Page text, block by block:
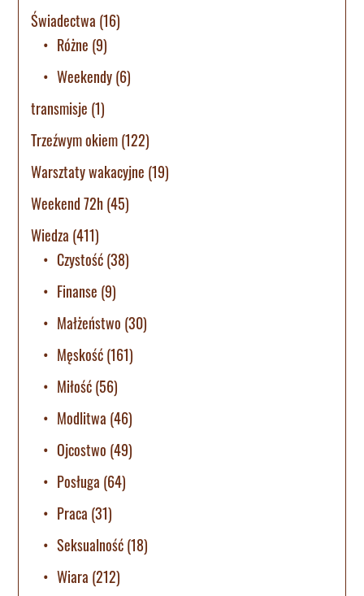
Świadectwa (16)
Różne (9)
Weekendy(6)
transmisje (1)
Trzeźwym okiem(122)
Warsztaty wakacyjne (19)
Weekend 72h(45)
Wiedza (411)
Czystość(38)
Finanse (9)
Małżeństwo (30)
Męskość(161)
Miłość(56)
Modlitwa (46)
Ojcostwo (49)
Posługa (64)
Praca (31)
Seksualność(18)
Wiara (212)